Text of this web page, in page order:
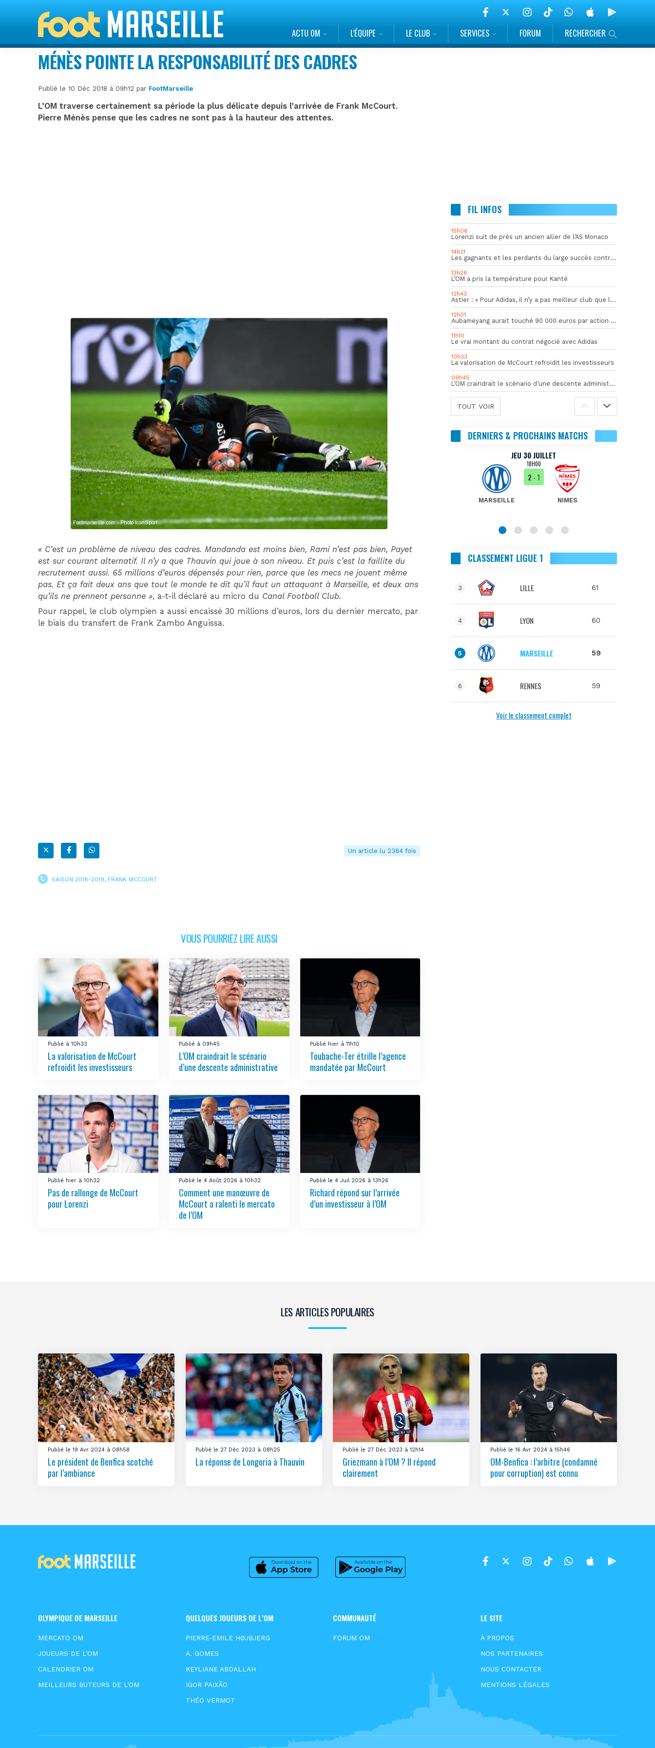
ACTU OM L’ÉQUIPE LE CLUB SERVICES FORUM RECHERCHER
MÉNÈS POINTE LA RESPONSABILITÉ DES CADRES
Publié le 10 Déc 2018 à 09h12 par FootMarseille
L’OM traverse certainement sa période la plus délicate depuis l’arrivée de Frank McCourt.
Pierre Ménès pense que les cadres ne sont pas à la hauteur des attentes.
« C’est un problème de niveau des cadres. Mandanda est moins bien, Rami n’est pas bien, Payet
est sur courant alternatif. Il n’y a que Thauvin qui joue à son niveau. Et puis c’est la faillite du
recrutement aussi. 65 millions d’euros dépensés pour rien, parce que les mecs ne jouent même
pas. Et ça fait deux ans que tout le monde te dit qu’il faut un attaquant à Marseille, et deux ans
qu’ils ne prennent personne », a-t-il déclaré au micro du Canal Football Club.
Pour rappel, le club olympien a aussi encaissé 30 millions d’euros, lors du dernier mercato, par
le biais du transfert de Frank Zambo Anguissa.
Un article lu 2384 fois
SAISON 2018-2019, FRANK MCCOURT
VOUS POURRIEZ LIRE AUSSI
Publié à 10h33
La valorisation de McCourt
refroidit les investisseurs
Publié à 09h45
L’OM craindrait le scénario
d’une descente administrative
Publié hier à 11h10
Toubache-Ter étrille l’agence
mandatée par McCourt
Publié hier à 10h32
Pas de rallonge de McCourt
pour Lorenzi
Publié le 4 Août 2026 à 10h32
Comment une manœuvre de
McCourt a ralenti le mercato
de l’OM
Publié le 4 Juil 2026 à 13h26
Richard répond sur l’arrivée
d’un investisseur à l’OM
FIL INFOS
15h06
Lorenzi suit de près un ancien ailier de l’AS Monaco
14h21
Les gagnants et les perdants du large succès contre Al Shahania
13h26
L’OM a pris la température pour Kanté
12h43
Astier : « Pour Adidas, il n’y a pas meilleur club que l’OM »
12h01
Aubameyang aurait touché 90 000 euros par action décisive
11h10
Le vrai montant du contrat négocié avec Adidas
10h33
La valorisation de McCourt refroidit les investisseurs
09h45
L’OM craindrait le scénario d’une descente administrative
TOUT VOIR
DERNIERS & PROCHAINS MATCHS
DIM 30 AOÛT
20H45
MONACO MARSEILLE
JEU 30 JUILLET
18H00
MARSEILLE
2- 1
NIMES
CLASSEMENT LIGUE 1
3 LILLE 61
4 LYON 60
5 MARSEILLE 59
6 RENNES 59
Voir le classement complet
LES ARTICLES POPULAIRES
Publié le 19 Avr 2024 à 08h58
Le président de Benfica scotché
par l’ambiance
Publié le 27 Déc 2023 à 08h25
La réponse de Longoria à Thauvin
Publié le 27 Déc 2023 à 12h14
Griezmann à l’OM ? Il répond
clairement
Publié le 16 Avr 2024 à 15h46
OM-Benfica : l’arbitre (condamné
pour corruption) est connu
OLYMPIQUE DE MARSEILLE
MERCATO OM
JOUEURS DE L’OM
CALENDRIER OM
MEILLEURS BUTEURS DE L’OM
QUELQUES JOUEURS DE L’OM
PIERRE-EMILE HØJBJERG
A. GOMES
KEYLIANE ABDALLAH
IGOR PAIXÃO
THÉO VERMOT
COMMUNAUTÉ
FORUM OM
LE SITE
À PROPOS
NOS PARTENAIRES
NOUS CONTACTER
MENTIONS LÉGALES